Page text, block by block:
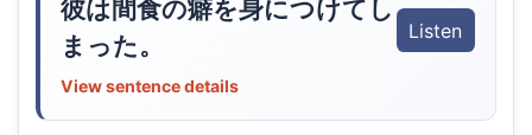
彼は間食の癖を身につけてし
まった。
Listen
View sentence details